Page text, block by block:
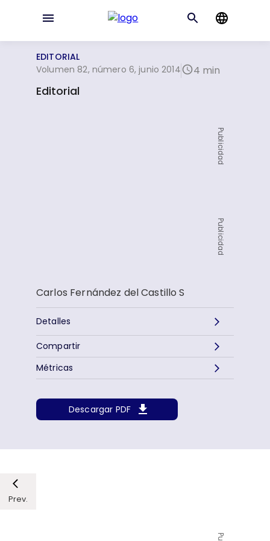
EDITORIAL
Volumen 82, número 6, junio 2014
4 min
Editorial
Publicidad
Publicidad
Carlos Fernández del Castillo S
Detalles
Descargar PDF
Métricas
Compartir
Prev.